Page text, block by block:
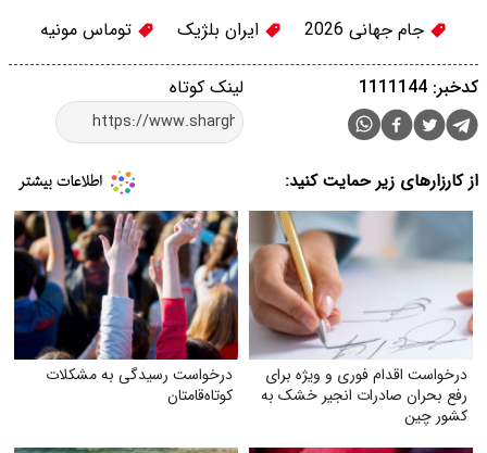
جام جهانی 2026 ایران بلژیک توماس مونیه
لینک کوتاه کدخبر: 1111144
از کارزارهای زیر حمایت کنید:
درخواست اقدام فوری و ویژه برای
رفع بحران صادرات انجیر خشک به
کشور چین
درخواست رسیدگی به مشکلات
کوتاه‌قامتان